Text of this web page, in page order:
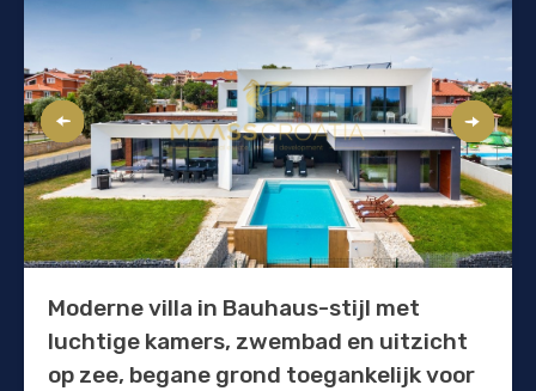
Moderne villa in Bauhaus-stijl met
luchtige kamers, zwembad en uitzicht
op zee, begane grond toegankelijk voor